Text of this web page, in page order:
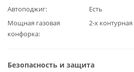
Автоподжиг
Есть
Мощная газовая
конфорка
2-х контурная
Безопасность и защита